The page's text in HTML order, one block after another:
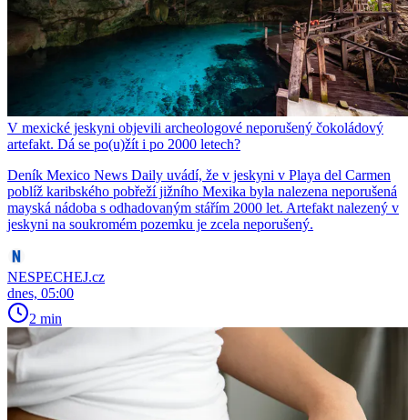
V mexické jeskyni objevili archeologové neporušený čokoládový
artefakt. Dá se po(u)žít i po 2000 letech?
Deník Mexico News Daily uvádí, že v jeskyni v Playa del Carmen
poblíž karibského pobřeží jižního Mexika byla nalezena neporušená
mayská nádoba s odhadovaným stářím 2000 let. Artefakt nalezený v
jeskyni na soukromém pozemku je zcela neporušený.
NESPECHEJ.cz
dnes, 05:00
2 min